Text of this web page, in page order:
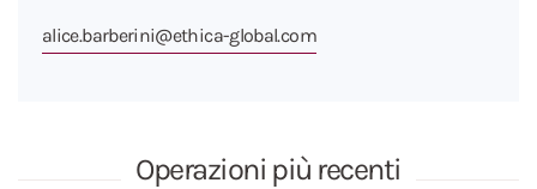
alice.barberini@ethica-global.com
Operazioni più recenti